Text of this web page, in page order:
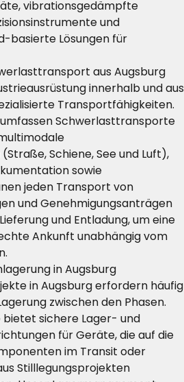
vibrationsgedämpfte
und
basierte Lösungen für
aus Augsburg
innerhalb und aus
Transportfähigkeiten.
Schwerlasttransporte
Schiene, See und Luft),
sowie
jeden Transport von
und Genehmigungsanträgen
und Entladung, um eine
Ankunft unabhängig vom
in Augsburg
in Augsburg erfordern häufig
zwischen den Phasen.
bietet sichere Lager- und
für Geräte, die auf die
im Transit oder
Stilllegungsprojekten